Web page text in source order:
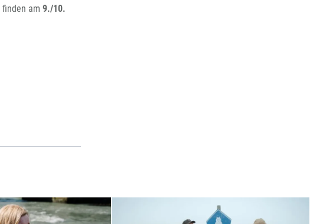
finden am 9./10.